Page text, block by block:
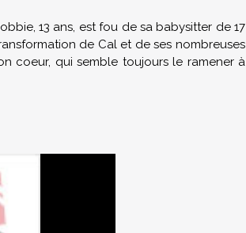
13 ans, est fou de sa babysitter de 17
de Cal et de ses nombreuses
coeur, qui semble toujours le ramener à